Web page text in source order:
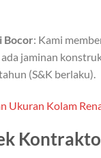
Bocor: Kami
jaminan
(S&K berlaku).
Ukuran Kolam